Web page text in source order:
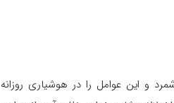
و این عوامل را در هوشیاری روزانه